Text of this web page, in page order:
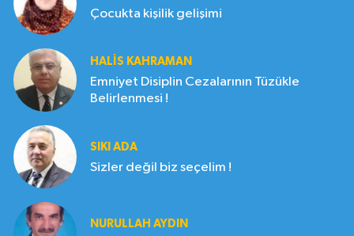
Çocukta kişilik gelişimi
HALIS KAHRAMAN
Emniyet Disiplin Cezalarının Tüzükle
Belirlenmesi !
SIKI ADA
Sizler değil biz seçelim !
NURULLAH AYDIN